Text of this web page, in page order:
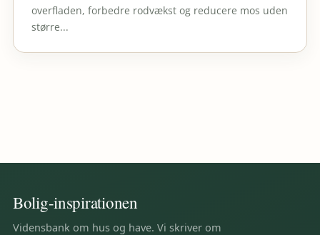
overfladen, forbedre rodvækst og reducere mos uden
større...
Bolig-inspirationen
Vidensbank om hus og have. Vi skriver om